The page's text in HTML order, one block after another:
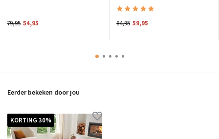
79,95 54,95 84,95 59,95
Eerder bekeken door jou
KORTING 30%